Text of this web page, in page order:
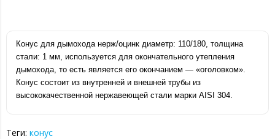
Конус для дымохода нерж/оцинк диаметр: 110/180, толщина
стали: 1 мм, используется для окончательного утепления
дымохода, то есть является его окончанием ― «оголовком».
Конус состоит из внутренней и внешней трубы из
высококачественной нержавеющей стали марки AISI 304.
Теги: конус